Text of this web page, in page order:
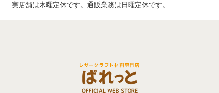
実店舗は木曜定休です。通販業務は日曜定休です。